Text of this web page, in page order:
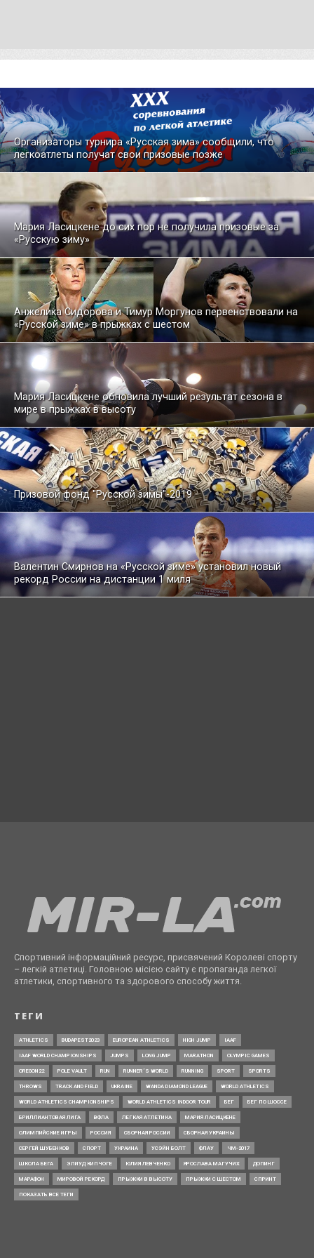
Организаторы турнира «Русская зима» сообщили, что
легкоатлеты получат свои призовые позже
Мария Ласицкене до сих пор не получила призовые за
«Русскую зиму»
Анжелика Сидорова и Тимур Моргунов первенствовали на
«Русской зиме» в прыжках с шестом
Мария Ласицкене обновила лучший результат сезона в
мире в прыжках в высоту
Призовой фонд "Русской зимы"-2019
Валентин Смирнов на «Русской зиме» установил новый
рекорд России на дистанции 1 миля
Спортивний інформаційний ресурс, присвячений Королеві спорту
– легкій атлетиці. Головною місією сайту є пропаганда легкої
атлетики, спортивного та здорового способу життя.
ТЕГИ
ATHLETICS BUDAPEST2023 EUROPEAN ATHLETICS HIGH JUMP IAAF
IAAF WORLD CHAMPIONSHIPS JUMPS LONG JUMP MARATHON OLYMPIC GAMES
OREGON22 POLE VAULT RUN RUNNER’S WORLD RUNNING SPORT SPORTS
THROWS TRACK AND FIELD UKRAINE WANDA DIAMOND LEAGUE WORLD ATHLETICS
WORLD ATHLETICS CHAMPIONSHIPS WORLD ATHLETICS INDOOR TOUR БЕГ БЕГ ПО ШОССЕ
БРИЛЛИАНТОВАЯ ЛИГА ВФЛА ЛЕГКАЯ АТЛЕТИКА МАРИЯ ЛАСИЦКЕНЕ
ОЛИМПИЙСКИЕ ИГРЫ РОССИЯ СБОРНАЯ РОССИИ СБОРНАЯ УКРАИНЫ
СЕРГЕЙ ШУБЕНКОВ СПОРТ УКРАИНА УСЭЙН БОЛТ ФЛАУ ЧМ-2017
ШКОЛА БЕГА ЭЛИУД КИПЧОГЕ ЮЛИЯ ЛЕВЧЕНКО ЯРОСЛАВА МАГУЧИХ ДОПИНГ
МАРАФОН МИРОВОЙ РЕКОРД ПРЫЖКИ В ВЫСОТУ ПРЫЖКИ С ШЕСТОМ СПРИНТ
ПОКАЗАТЬ ВСЕ ТЕГИ